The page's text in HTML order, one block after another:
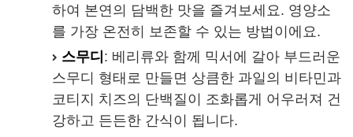
하여 본연의 담백한 맛을 즐겨보세요. 영양소
를 가장 온전히 보존할 수 있는 방법이에요.
스무디 : 베리류와 함께 믹서에 갈아 부드러운
스무디 형태로 만들면 상큼한 과일의 비타민과
코티지 치즈의 단백질이 조화롭게 어우러져 건
강하고 든든한 간식이 됩니다.